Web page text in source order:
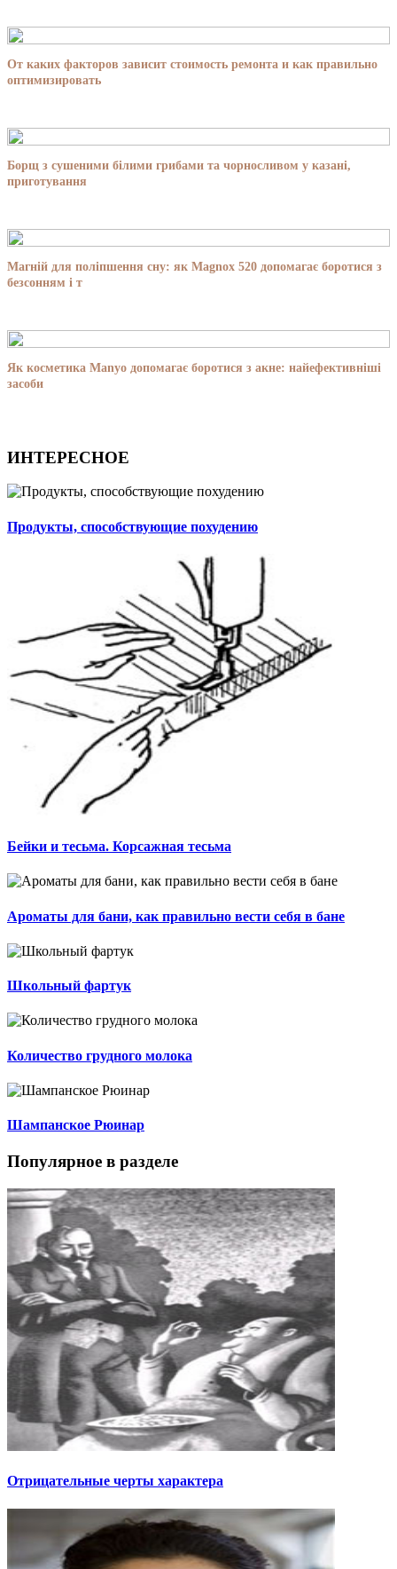
От каких факторов зависит стоимость ремонта и как правильно
оптимизировать
Борщ з сушеними білими грибами та чорносливом у казані,
приготування
Магній для поліпшення сну: як Magnox 520 допомагає боротися з
безсонням і т
Як косметика Manyo допомагає боротися з акне: найефективніші
засоби
ИНТЕРЕСНОЕ
Продукты, способствующие похудению
Бейки и тесьма. Корсажная тесьма
Ароматы для бани, как правильно вести себя в бане
Школьный фартук
Количество грудного молока
Шампанское Рюинар
Популярное в разделе
Отрицательные черты характера